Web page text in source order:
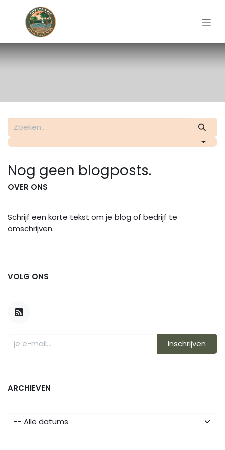
Nog geen blogposts.
OVER ONS
Schrijf een korte tekst om je blog of bedrijf te
omschrijven.
VOLG ONS
Inschrijven
ARCHIEVEN